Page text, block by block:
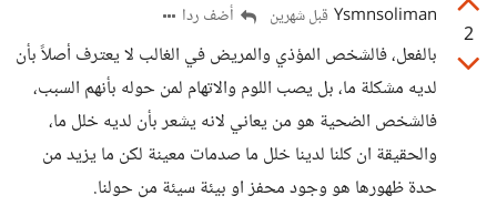
2
Ysmnsoliman قبل شهرين أضف ردا
بالفعل، فالشخص المؤذي والمريض في الغالب لا يعترف أصلاً بأن
لديه مشكلة ما، بل يصب اللوم والاتهام لمن حوله بأنهم السبب،
فالشخص الضحية هو من يعاني لانه يشعر بأن لديه خلل ما،
والحقيقة ان كلنا لدينا خلل ما صدمات معينة لكن ما يزيد من
حدة ظهورها هو وجود محفز او بيئة سيئة من حولنا.